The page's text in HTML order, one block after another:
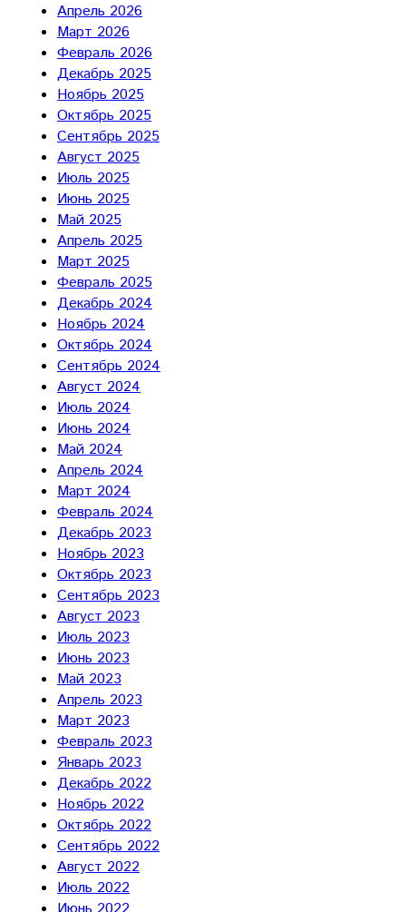
Апрель 2026
Март 2026
Февраль 2026
Декабрь 2025
Ноябрь 2025
Октябрь 2025
Сентябрь 2025
Август 2025
Июль 2025
Июнь 2025
Май 2025
Апрель 2025
Март 2025
Февраль 2025
Декабрь 2024
Ноябрь 2024
Октябрь 2024
Сентябрь 2024
Август 2024
Июль 2024
Июнь 2024
Май 2024
Апрель 2024
Март 2024
Февраль 2024
Декабрь 2023
Ноябрь 2023
Октябрь 2023
Сентябрь 2023
Август 2023
Июль 2023
Июнь 2023
Май 2023
Апрель 2023
Март 2023
Февраль 2023
Январь 2023
Декабрь 2022
Ноябрь 2022
Октябрь 2022
Сентябрь 2022
Август 2022
Июль 2022